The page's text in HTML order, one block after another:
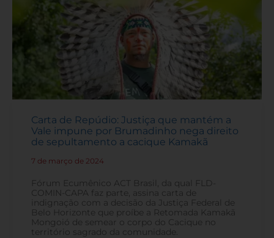
Carta de Repúdio: Justiça que mantém a
Vale impune por Brumadinho nega direito
de sepultamento a cacique Kamakã
7 de março de 2024
Fórum Ecumênico ACT Brasil, da qual FLD-
COMIN-CAPA faz parte, assina carta de
indignação com a decisão da Justiça Federal de
Belo Horizonte que proíbe a Retomada Kamakã
Mongoió de semear o corpo do Cacique no
território sagrado da comunidade.